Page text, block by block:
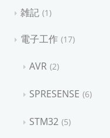
雑記 1
電子工作 17
AVR 2
SPRESENSE 6
STM32 5